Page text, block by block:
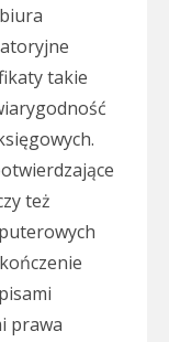
takie
też
prawa